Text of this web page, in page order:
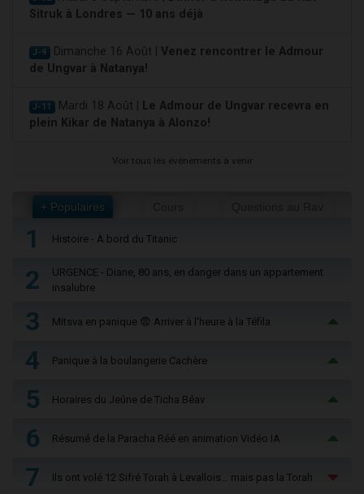
Sitruk à Londres — 10 ans déjà
J-9 Dimanche 16 Août | Venez rencontrer le Admour
de Ungvar à Natanya!
J-11 Mardi 18 Août |
Le Admour de Ungvar recevra en
plein Kikar de Natanya à Alonzo!
Voir tous les événements à venir
+ Populaires
1 Histoire - À bord du Titanic
2
URGENCE - Diane, 80 ans, en danger dans un appartement
insalubre
3 Mitsva en panique 😨 Arriver à l'heure à la Téfila
4 Panique à la boulangerie Cachère
5 Horaires du Jeûne de Ticha Béav
6 Résumé de la Paracha Réé en animation Vidéo IA
7 Ils ont volé 12 Sifré Torah à Levallois… mais pas la Torah